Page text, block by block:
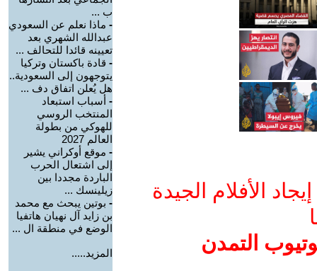
الأفلام الجيدة
التمدن
ب ...
- ماذا نعلم عن السعودي
عبدالله الشهري بعد
تعيينه قائدا للتحالف ...
- قادة باكستان وتركيا
يتوجهون إلى السعودية..
هل يُعلن اتفاق دف ...
- أسباب استبعاد
المنتخب الروسي
للهوكي من بطولة
العالم 2027
- موقع أوكراني يشير
إلى اشتعال الحرب
الباردة مجددا بين
زيلينسك ...
- بوتين يبحث مع محمد
بن زايد آل نهيان هاتفيا
الوضع في منطقة ال ...
المزيد.....